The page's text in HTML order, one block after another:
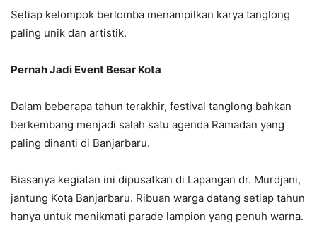
Setiap kelompok berlomba menampilkan karya tanglong
paling unik dan artistik.
Pernah Jadi Event Besar Kota
Dalam beberapa tahun terakhir, festival tanglong bahkan
berkembang menjadi salah satu agenda Ramadan yang
paling dinanti di Banjarbaru.
Biasanya kegiatan ini dipusatkan di Lapangan dr. Murdjani,
jantung Kota Banjarbaru. Ribuan warga datang setiap tahun
hanya untuk menikmati parade lampion yang penuh warna.